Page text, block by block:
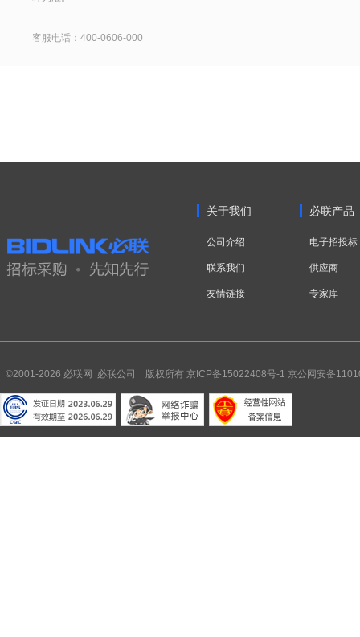
客服电话：400-0606-000
关于我们
公司介绍
联系我们
友情链接
必联产品
电子招投标
供应商
专家库
©2001-2026 必联网 必联公司 版权所有 京ICP备15022408号-1 京公网安备